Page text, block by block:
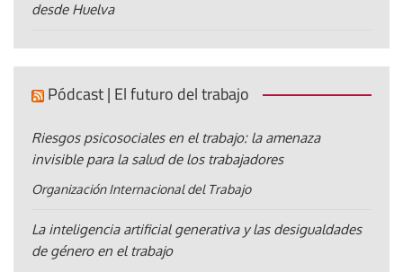
desde Huelva
Pódcast | El futuro del trabajo
Riesgos psicosociales en el trabajo: la amenaza
invisible para la salud de los trabajadores
Organización Internacional del Trabajo
La inteligencia artificial generativa y las desigualdades
de género en el trabajo